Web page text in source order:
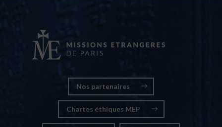
Nos partenaires
Chartes éthiques MEP